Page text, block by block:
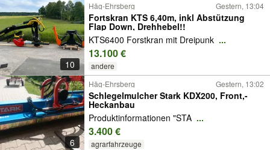
10
Häg-Ehrsberg Gestern, 13:04
Fortskran KTS 6,40m, inkl Abstützung
Flap Down, Drehhebel!!
KTS6400 Forstkran mit Dreipunk ...
13.100 €
andere
6
Häg-Ehrsberg Gestern, 13:02
Schlegelmulcher Stark KDX200, Front,-
Heckanbau
Produktinformationen "STA ...
3.400 €
agrarfahrzeuge